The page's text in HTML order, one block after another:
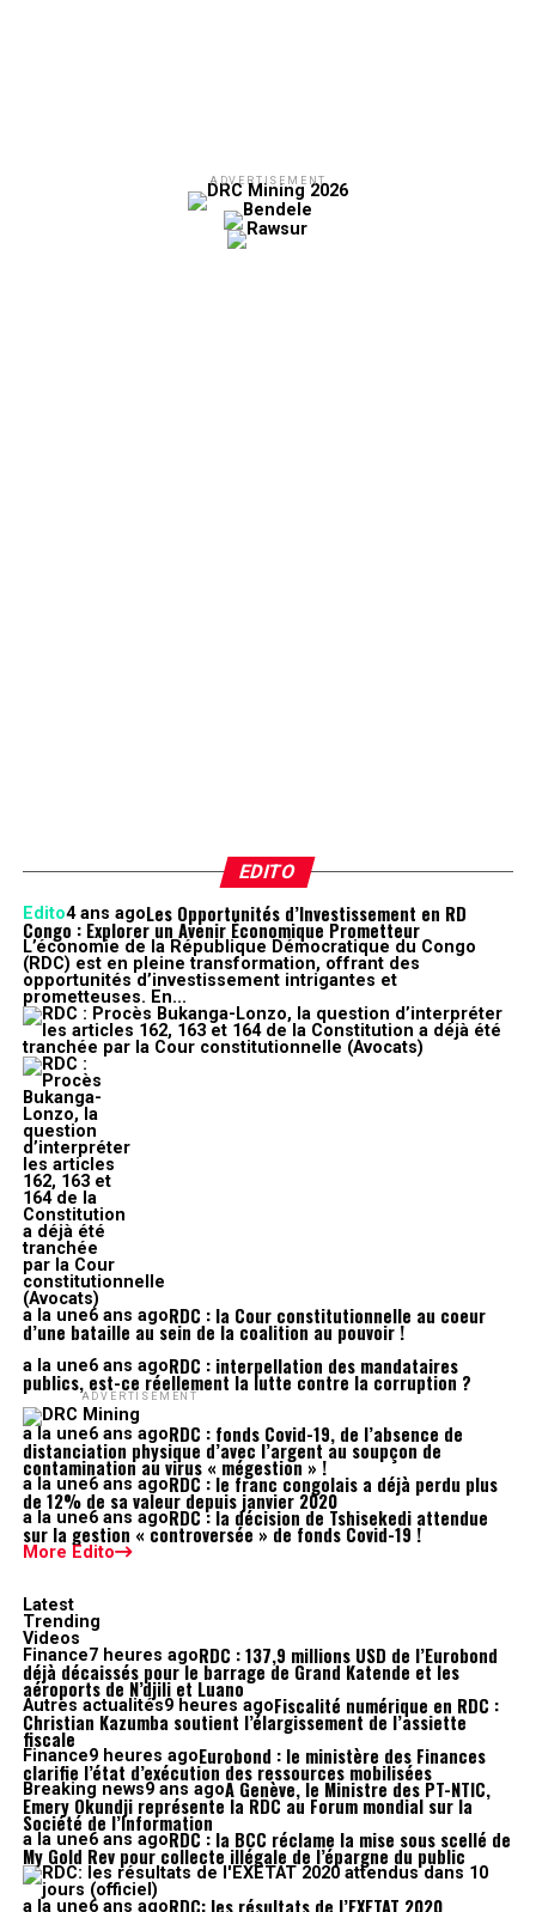
ADVERTISEMENT
EDITO
Edito4 ans agoLes Opportunités d’Investissement en RD
Congo : Explorer un Avenir Économique Prometteur
L’économie de la République Démocratique du Congo
(RDC) est en pleine transformation, offrant des
opportunités d’investissement intrigantes et
prometteuses. En...
a la une6 ans agoRDC : la Cour constitutionnelle au coeur
d’une bataille au sein de la coalition au pouvoir !
a la une6 ans agoRDC : interpellation des mandataires
publics, est-ce réellement la lutte contre la corruption ?
ADVERTISEMENT
a la une6 ans agoRDC : fonds Covid-19, de l’absence de
distanciation physique d’avec l’argent au soupçon de
contamination au virus « mégestion » !
a la une6 ans agoRDC : le franc congolais a déjà perdu plus
de 12% de sa valeur depuis janvier 2020
a la une6 ans agoRDC : la décision de Tshisekedi attendue
sur la gestion « controversée » de fonds Covid-19 !
More Edito
Latest
Trending
Videos
Finance7 heures agoRDC : 137,9 millions USD de l’Eurobond
déjà décaissés pour le barrage de Grand Katende et les
aéroports de N’djili et Luano
Autres actualités9 heures agoFiscalité numérique en RDC :
Christian Kazumba soutient l’élargissement de l’assiette
fiscale
Finance9 heures agoEurobond : le ministère des Finances
clarifie l’état d’exécution des ressources mobilisées
Breaking news9 ans agoA Genève, le Ministre des PT-NTIC,
Emery Okundji représente la RDC au Forum mondial sur la
Société de l’Information
a la une6 ans agoRDC : la BCC réclame la mise sous scellé de
My Gold Rev pour collecte illégale de l’épargne du public
a la une6 ans agoRDC: les résultats de l’EXETAT 2020